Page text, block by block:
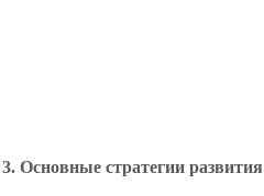
3. Основные стратегии